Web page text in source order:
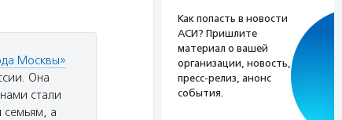
Москвы»
Она
стали
семьям, а
Как попасть в новости
АСИ? Пришлите
материал о вашей
организации, новость,
пресс-релиз, анонс
события.